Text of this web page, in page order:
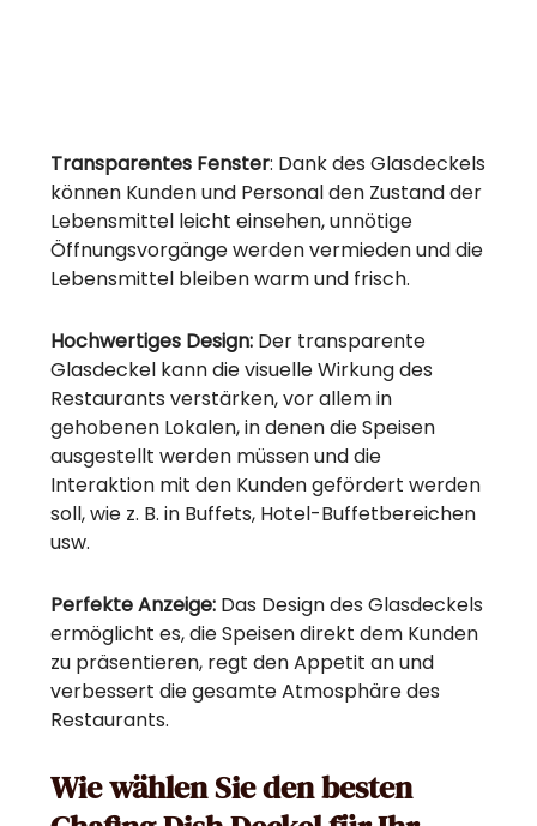
Transparentes Fenster: Dank des Glasdeckels
können Kunden und Personal den Zustand der
Lebensmittel leicht einsehen, unnötige
Öffnungsvorgänge werden vermieden und die
Lebensmittel bleiben warm und frisch.
Hochwertiges Design: Der transparente
Glasdeckel kann die visuelle Wirkung des
Restaurants verstärken, vor allem in
gehobenen Lokalen, in denen die Speisen
ausgestellt werden müssen und die
Interaktion mit den Kunden gefördert werden
soll, wie z. B. in Buffets, Hotel-Buffetbereichen
usw.
Perfekte Anzeige: Das Design des Glasdeckels
ermöglicht es, die Speisen direkt dem Kunden
zu präsentieren, regt den Appetit an und
verbessert die gesamte Atmosphäre des
Restaurants.
Wie wählen Sie den besten